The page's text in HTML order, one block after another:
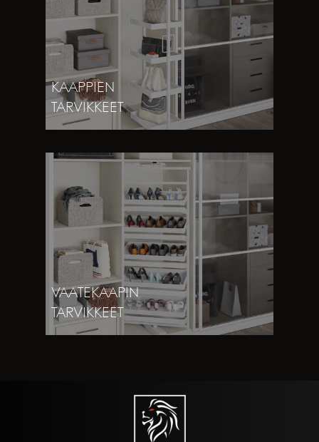
KAAPPIEN
TARVIKKEET
VAATEKAAPIN
TARVIKKEET